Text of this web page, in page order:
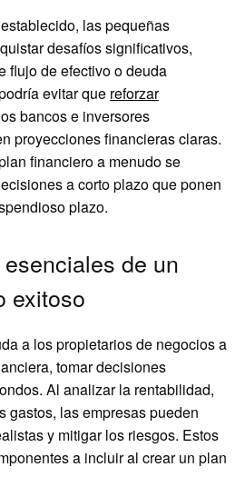
las pequeñas
desafíos significativos,
flujo de efectivo o deuda
evitar que reforzar
bancos e inversores
proyecciones financieras claras.
financiero a menudo se
a corto plazo que ponen
plazo.
de un
exitoso
a los propietarios de negocios a
tomar decisiones
Al analizar la rentabilidad,
gastos, las empresas pueden
y mitigar los riesgos. Estos
a incluir al crear un plan